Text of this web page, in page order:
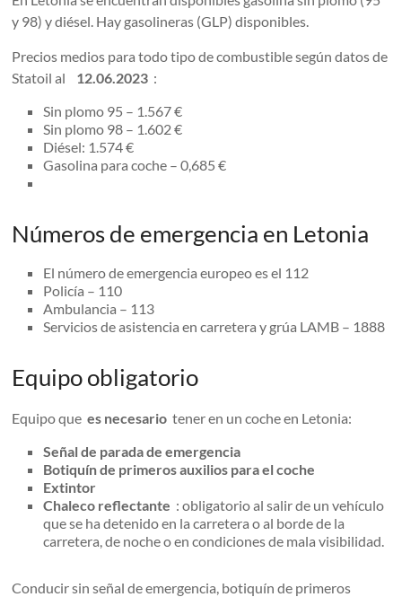
y 98) y diésel. Hay gasolineras (GLP) disponibles.
Precios medios para todo tipo de combustible según datos de
Statoil al 12.06.2023 :
Sin plomo 95 – 1.567 €
Sin plomo 98 – 1.602 €
Diésel: 1.574 €
Gasolina para coche – 0,685 €
Números de emergencia en Letonia
El número de emergencia europeo es el 112
Policía – 110
Ambulancia – 113
Servicios de asistencia en carretera y grúa LAMB – 1888
Equipo obligatorio
Equipo quees necesario tener en un coche en Letonia:
Señal de parada de emergencia
Botiquín de primeros auxilios para el coche
Extintor
Chaleco reflectante : obligatorio al salir de un vehículo
que se ha detenido en la carretera o al borde de la
carretera, de noche o en condiciones de mala visibilidad.
Conducir sin señal de emergencia, botiquín de primeros